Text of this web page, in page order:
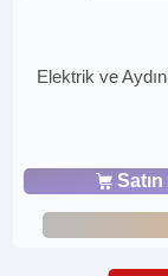
Elektrik ve
Satın